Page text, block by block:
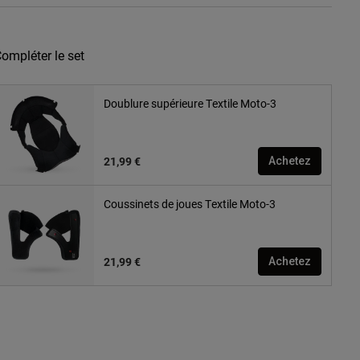
le set
Doublure supérieure Textile Moto-3
21,99 € Achetez
Coussinets de joues Textile Moto-3
21,99 € Achetez